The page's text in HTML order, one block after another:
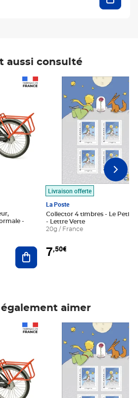
aussi consulté
Ajouter au panier
Livraison offerte
La Poste
Collector 4 timbres - Le Petit
- Lettre Verte
20g / France
7,50€
Prix 7,50€
aimer
Prix 7,50€